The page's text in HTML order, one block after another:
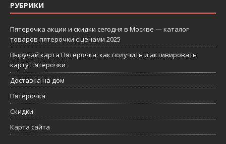
РУБРИКИ
Пятерочка акции и скидки сегодня в Москве — каталог
товаров пятерочки с ценами 2025
Выручай карта Пятерочка: как получить и активировать
карту Пятерочки
Доставка на дом
Пятёрочка
Скидки
Карта сайта